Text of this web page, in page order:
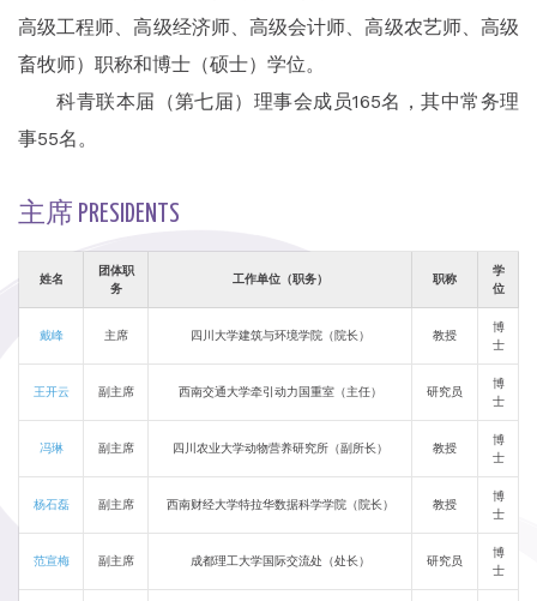
高级工程师、高级经济师、高级会计师、高级农艺师、高级
畜牧师）职称和博士（硕士）学位。
科青联本届（第七届）理事会成员165名，其中常务理
事55名。
主席 PRESIDENTS
姓名
团体职
务
工作单位（职务） 职称
学
位
戴峰 主席 四川大学建筑与环境学院（院长） 教授
博
士
王开云 副主席 西南交通大学牵引动力国重室（主任） 研究员
博
士
冯琳 副主席 四川农业大学动物营养研究所（副所长） 教授
博
士
杨石磊 副主席 西南财经大学特拉华数据科学学院（院长） 教授
博
士
范宣梅 副主席 成都理工大学国际交流处（处长） 研究员
博
士